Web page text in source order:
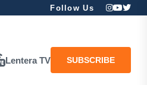
Follow Us
Lentera TV SUBSCRIBE